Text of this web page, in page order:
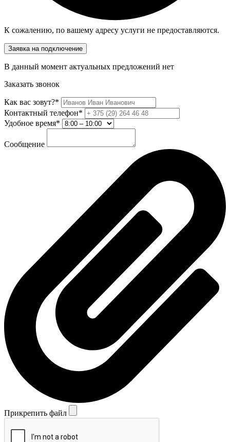
К сожалению, по вашему адресу услуги не предоставляются.
Заявка на подключение
В данный момент актуальных предложений нет
Заказать звонок
Как вас зовут?*
Контактный телефон*
Удобное время*
Сообщение
Прикрепить файл